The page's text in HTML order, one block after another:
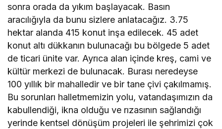
sonra orada da yıkım başlayacak. Basın
aracılığıyla da bunu sizlere anlatacağız. 3.75
hektar alanda 415 konut inşa edilecek. 45 adet
konut altı dükkanın bulunacağı bu bölgede 5 adet
de ticari ünite var. Ayrıca alan içinde kreş, cami ve
kültür merkezi de bulunacak. Burası neredeyse
100 yıllık bir mahalledir ve bir tane çivi çakılmamış.
Bu sorunları halletmemizin yolu, vatandaşımızın da
kabullendiği, ikna olduğu ve rızasının sağlandığı
yerinde kentsel dönüşüm projeleri ile şehrimizi çok